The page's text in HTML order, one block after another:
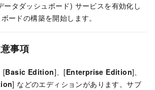
タダッシュボード) サービスを有効化し
ードの構築を開始します。
事項
[Basic Edition]、[Enterprise Edition]、
] などのエディションがあります。サブ